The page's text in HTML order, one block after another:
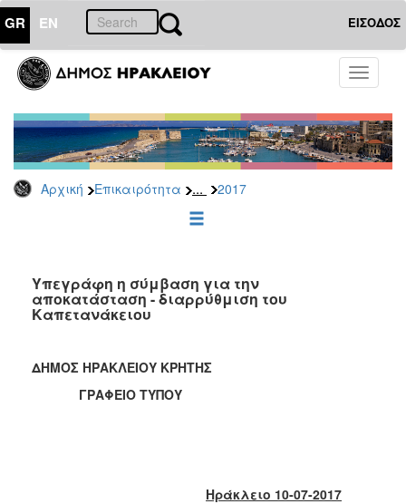
GR EN ΕΙΣΟΔΟΣ
Toggle
Αρχική Επικαιρότητα ... 2017
ΕΠΙΚΑΙΡΟΤΗΤΑ
Τύπου
Αρχείο
2026
2025
2022
2021
2019
2018
Υπεγράφη η σύμβαση για την
αποκατάσταση - διαρρύθμιση του
Καπετανάκειου
ΔΗΜΟΣ ΗΡΑΚΛΕΙΟΥ ΚΡΗΤΗΣ
ΓΡΑΦΕΙΟ ΤΥΠΟΥ
Ηράκλειο 10-07-2017